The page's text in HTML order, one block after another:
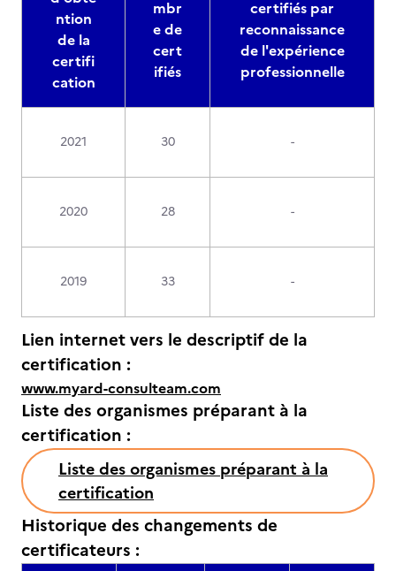
ntion
de la
certifi
cation
mbr
e de
cert
ifiés
certifiés par
reconnaissance
de l'expérience
professionnelle
2021 30 -
2020 28 -
2019 33 -
Lien internet vers le descriptif de la
certification :
www.myard-consulteam.com
Liste des organismes préparant à la
certification :
Liste des organismes préparant à la
certification
Historique des changements de
certificateurs :